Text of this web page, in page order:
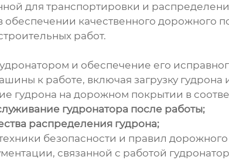
для транспортировки и
обеспечении качественного
работ.
и обеспечение его
к работе, включая загрузку
гудрона на дорожном покрытии в
гудронатора после работы;
распределения гудрона;
безопасности и правил
связанной с работой